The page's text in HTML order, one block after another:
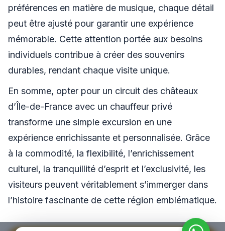
préférences en matière de musique, chaque détail
peut être ajusté pour garantir une expérience
mémorable. Cette attention portée aux besoins
individuels contribue à créer des souvenirs
durables, rendant chaque visite unique.
En somme, opter pour un circuit des châteaux
d’Île-de-France avec un chauffeur privé
transforme une simple excursion en une
expérience enrichissante et personnalisée. Grâce
à la commodité, la flexibilité, l’enrichissement
culturel, la tranquillité d’esprit et l’exclusivité, les
visiteurs peuvent véritablement s’immerger dans
l’histoire fascinante de cette région emblématique.